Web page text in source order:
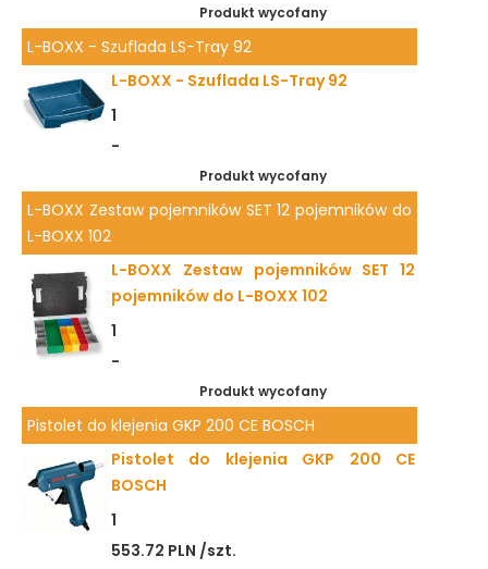
Produkt wycofany
L-BOXX - Szuflada LS-Tray 92
L-BOXX - Szuflada LS-Tray 92
1
-
Produkt wycofany
L-BOXX Zestaw pojemników SET 12 pojemników do
L-BOXX 102
L-BOXX Zestaw pojemników SET 12
pojemników do L-BOXX 102
1
-
Produkt wycofany
Pistolet do klejenia GKP 200 CE BOSCH
Pistolet do klejenia GKP 200 CE
BOSCH
1
553.72 PLN /szt.